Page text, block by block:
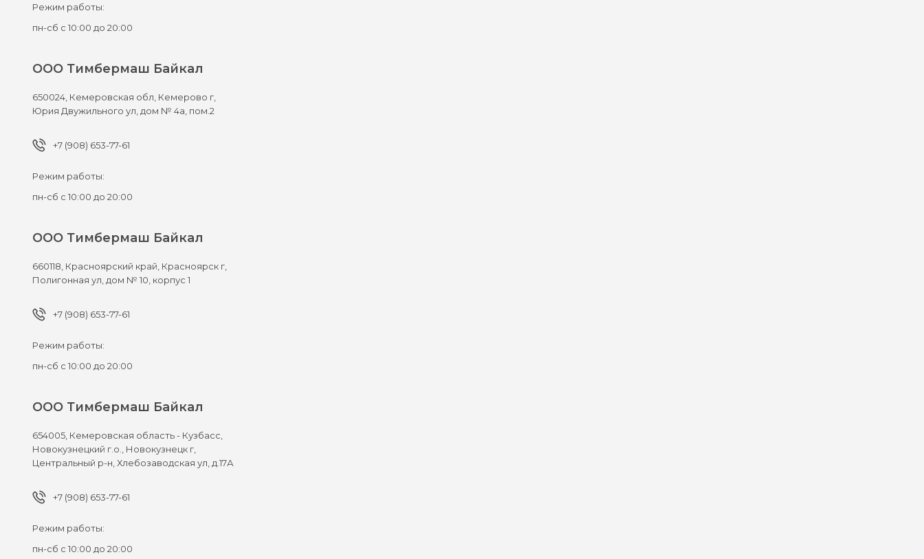
Режим работы:
пн-сб с 10:00 до 20:00
ООО Тимбермаш Байкал
650024, Кемеровская обл, Кемерово г,
Юрия Двужильного ул, дом № 4а, пом.2
+7 (908) 653-77-61
Режим работы:
пн-сб с 10:00 до 20:00
ООО Тимбермаш Байкал
660118, Красноярский край, Красноярск г,
Полигонная ул, дом № 10, корпус 1
+7 (908) 653-77-61
Режим работы:
пн-сб с 10:00 до 20:00
ООО Тимбермаш Байкал
654005, Кемеровская область - Кузбасс,
Новокузнецкий г.о., Новокузнецк г,
Центральный р-н, Хлебозаводская ул, д.17А
+7 (908) 653-77-61
Режим работы:
пн-сб с 10:00 до 20:00